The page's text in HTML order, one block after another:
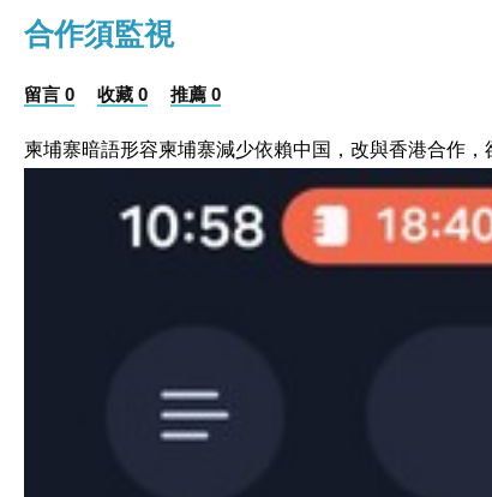
合作須監視
留言 0 收藏 0 推薦 0
柬埔寨暗語形容柬埔寨減少依賴中国，改與香港合作